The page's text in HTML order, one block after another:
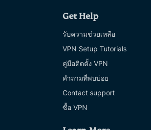
Get Help
รับความช่วยเหลือ
VPN Setup Tutorials
คู่มือติดตั้ง VPN
คำถามที่พบบ่อย
Contact support
ซื้อ VPN